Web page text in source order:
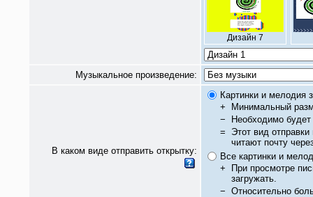
Дизайн 7
Музыкальное произведение:
В каком виде отправить открытку:
Картинки и мелодия
+
Минимальный
−
Необходимо будет
= Этот вид
читают почту
Все картинки и
+
При просмотре
загружать.
− Относительно